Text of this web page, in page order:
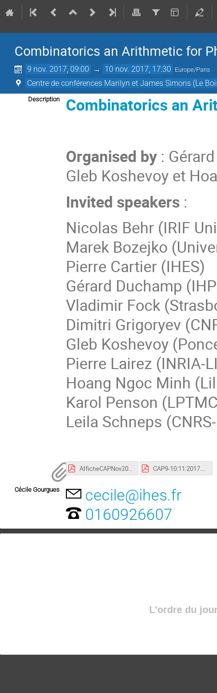
Combinatorics an Arithmetic for
9 nov. 2017, 09:00 → 10 nov. 2017, 17:30 Europe/Paris
Centre de conférences Marilyn et James Simons (Le
Description Combinatorics an
Organised by :
Gleb Koshevoy et
Invited speakers :
Nicolas Behr (IRIF
Marek Bozejko (
Pierre Cartier (IHES)
Gérard Duchamp
Vladimir Fock
Dimitri Grigoryev
Gleb Koshevoy (
Pierre Lairez (INRIA-
Hoang Ngoc Minh
Karol Penson
Leila Schneps
AfficheCAPNov2017.pdf CAP9-10:11:2017.pdf
Cécile Gourgues
cecile@ihes.fr
0160926607
L'ordre du